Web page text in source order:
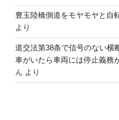
豊玉陸橋側道をモヤモヤと自
より
道交法第38条で信号のない横
車がいたら車両には停止義務
ん より